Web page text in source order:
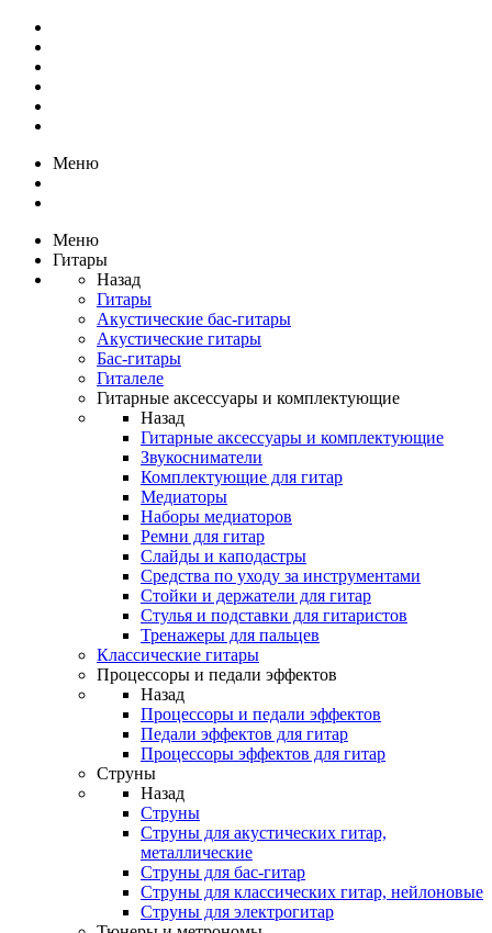
Меню
Меню
Гитары
Назад
Гитары
Акустические бас-гитары
Акустические гитары
Бас-гитары
Гиталеле
Гитарные аксессуары и комплектующие
Назад
Гитарные аксессуары и комплектующие
Звукосниматели
Комплектующие для гитар
Медиаторы
Наборы медиаторов
Ремни для гитар
Слайды и каподастры
Средства по уходу за инструментами
Стойки и держатели для гитар
Стулья и подставки для гитаристов
Тренажеры для пальцев
Классические гитары
Процессоры и педали эффектов
Назад
Процессоры и педали эффектов
Педали эффектов для гитар
Процессоры эффектов для гитар
Струны
Назад
Струны
Струны для акустических гитар,
металлические
Струны для бас-гитар
Струны для классических гитар, нейлоновые
Струны для электрогитар